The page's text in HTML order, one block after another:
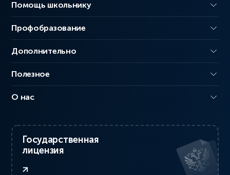
Помощь школьнику
Профобразование
Дополнительно
Полезное
О нас
Государственная
лицензия